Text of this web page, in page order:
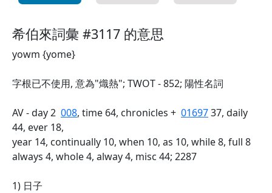
希伯來詞彙 #3117 的意思
yowm {yome}
字根已不使用, 意為"熾熱"; TWOT - 852; 陽性名詞
AV - day 2 008, time 64, chronicles + 0169737, daily
44, ever 18,
year 14, continually 10, when 10, as 10, while 8, full 8
always 4, whole 4, alway 4, misc 44; 2287
1) 日子